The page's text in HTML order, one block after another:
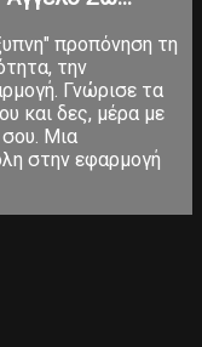
προπόνηση τη
την
Γνώρισε τα
και δες, μέρα με
Μια
στην εφαρμογή